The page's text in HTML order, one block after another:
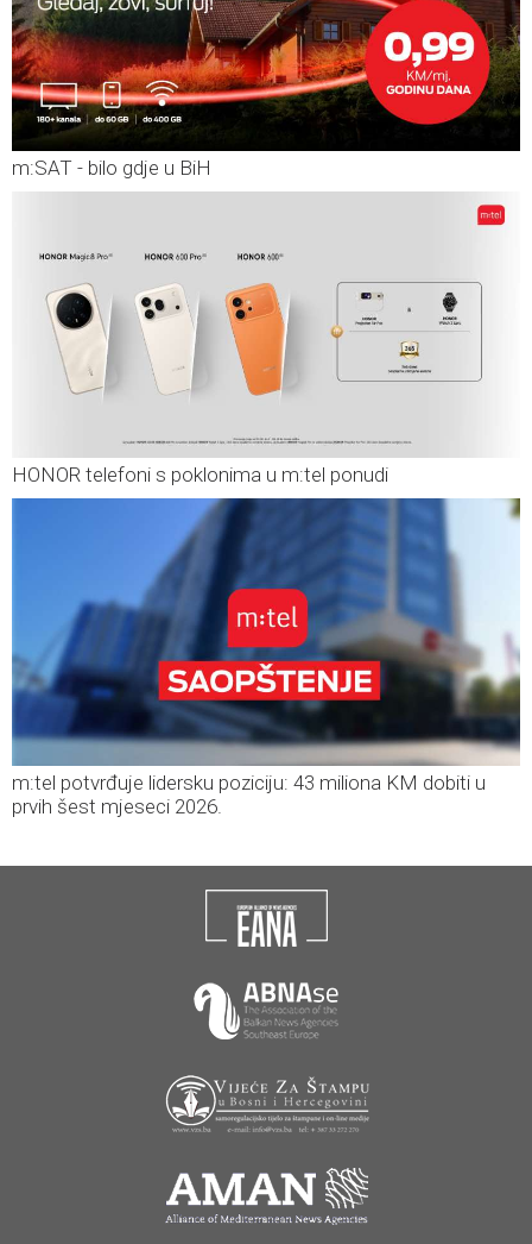
m:SAT - bilo gdje u BiH
HONOR telefoni s poklonima u m:tel ponudi
m:tel potvrđuje lidersku poziciju: 43 miliona KM dobiti u
prvih šest mjeseci 2026.